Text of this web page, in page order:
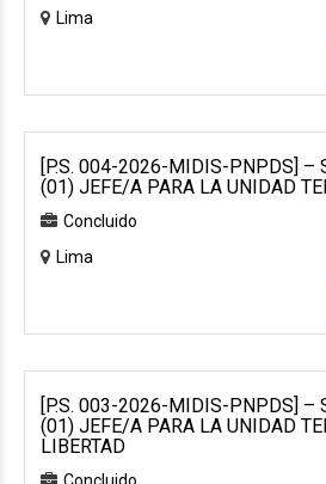
Lima
[P.S. 004-2026-MIDIS-PNPDS] –
(01) JEFE/A PARA LA UNIDAD
Concluido
Lima
[P.S. 003-2026-MIDIS-PNPDS] –
(01) JEFE/A PARA LA UNIDAD
LIBERTAD